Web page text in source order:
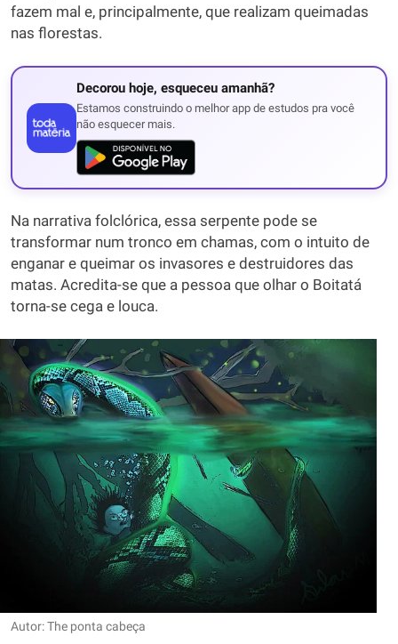
fazem mal e, principalmente, que realizam queimadas
nas florestas.
Decorou hoje, esqueceu amanhã?
Estamos construindo o melhor app de estudos pra você
não esquecer mais.
Na narrativa folclórica, essa serpente pode se
transformar num tronco em chamas, com o intuito de
enganar e queimar os invasores e destruidores das
matas. Acredita-se que a pessoa que olhar o Boitatá
torna-se cega e louca.
Autor: The ponta cabeça